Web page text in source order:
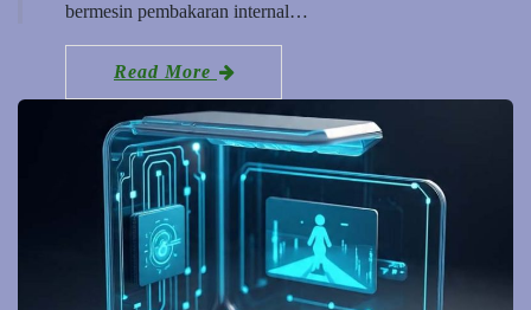
bermesin pembakaran internal…
Read More